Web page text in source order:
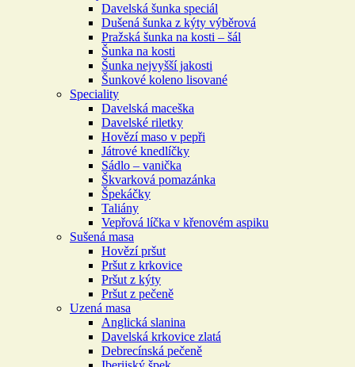
Davelská šunka speciál
Dušená šunka z kýty výběrová
Pražská šunka na kosti – šál
Šunka na kosti
Šunka nejvyšší jakosti
Šunkové koleno lisované
Speciality
Davelská maceška
Davelské riletky
Hovězí maso v pepři
Játrové knedlíčky
Sádlo – vanička
Škvarková pomazánka
Špekáčky
Taliány
Vepřová líčka v křenovém aspiku
Sušená masa
Hovězí pršut
Pršut z krkovice
Pršut z kýty
Pršut z pečeně
Uzená masa
Anglická slanina
Davelská krkovice zlatá
Debrecínská pečeně